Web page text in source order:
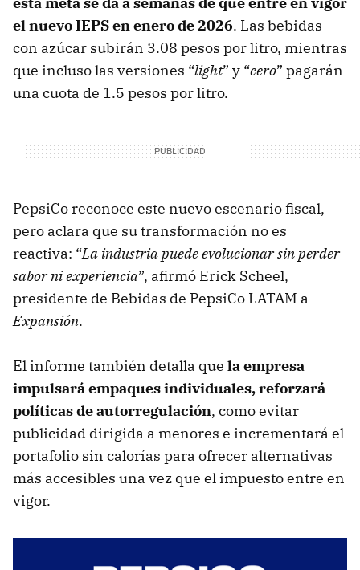
el nuevo IEPS en enero de 2026. Las bebidas
con azúcar subirán 3.08 pesos por litro, mientras
que incluso las versiones “light” y “cero” pagarán
una cuota de 1.5 pesos por litro.
PepsiCo reconoce este nuevo escenario fiscal,
pero aclara que su transformación no es
reactiva: “La industria puede evolucionar sin perder
sabor ni experiencia”, afirmó Erick Scheel,
presidente de Bebidas de PepsiCo LATAM a
Expansión.
El informe también detalla que la empresa
impulsará empaques individuales, reforzará
políticas de autorregulación, como evitar
publicidad dirigida a menores e incrementará el
portafolio sin calorías para ofrecer alternativas
más accesibles una vez que el impuesto entre en
vigor.